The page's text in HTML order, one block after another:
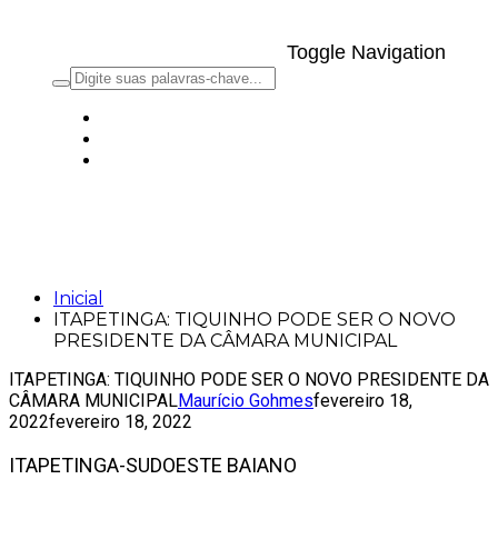
Toggle Navigation
Inicial
ITAPETINGA: TIQUINHO PODE SER O NOVO
PRESIDENTE DA CÂMARA MUNICIPAL
ITAPETINGA: TIQUINHO PODE SER O NOVO PRESIDENTE DA
CÂMARA MUNICIPALMaurício Gohmesfevereiro 18,
2022fevereiro 18, 2022
ITAPETINGA-SUDOESTE BAIANO